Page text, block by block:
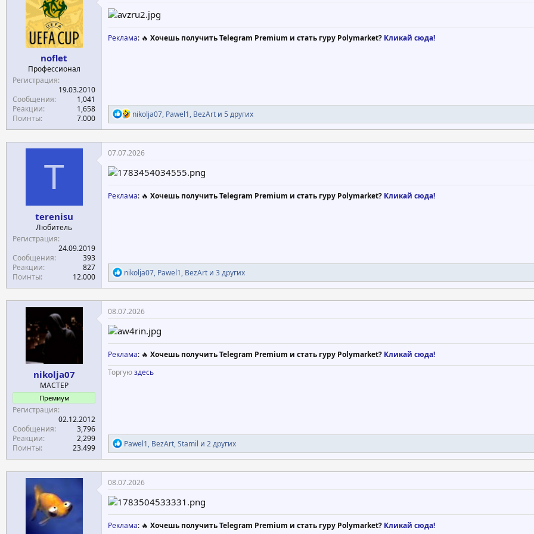
и
и
noflet
Профессионал
Регистрация
19.03.2010
Сообщения
1,041
Реакции
1,658
Поинты
7.000
Реклама: 🔥 Хочешь получить Telegram Premium и стать гуру Polymarket? Кликай сюда!
Р
е
а
к
ц
и
и
nikolja07, Pawel1, BezArt и 5 других
T
terenisu
Любитель
Регистрация
24.09.2019
Сообщения
393
Реакции
827
Поинты
12.000
07.07.2026
Реклама: 🔥 Хочешь получить Telegram Premium и стать гуру Polymarket? Кликай сюда!
Р
е
а
к
ц
и
и
nikolja07, Pawel1, BezArt и 3 других
nikolja07
МАСТЕР
Премиум
Регистрация
02.12.2012
Сообщения
3,796
Реакции
2,299
Поинты
23.499
08.07.2026
Реклама: 🔥 Хочешь получить Telegram Premium и стать гуру Polymarket? Кликай сюда!
Торгуюздесь
Р
е
а
к
ц
и
и
Pawel1, BezArt,Stamil и 2 других
08.07.2026
Реклама: 🔥 Хочешь получить Telegram Premium и стать гуру Polymarket? Кликай сюда!